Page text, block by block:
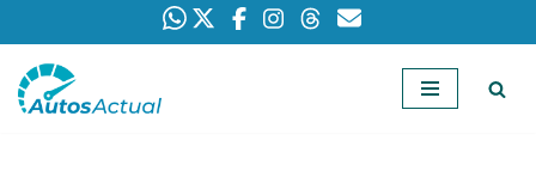
Saltar